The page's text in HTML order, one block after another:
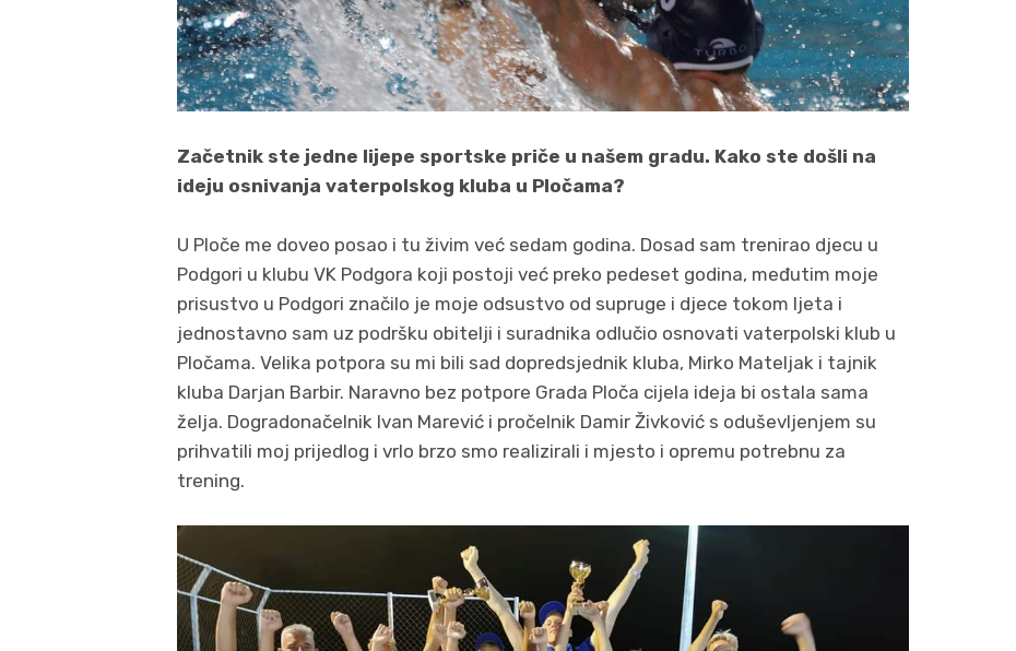
Začetnik ste jedne lijepe sportske priče u našem gradu. Kako ste došli na
ideju osnivanja vaterpolskog kluba u Pločama?
U Ploče me doveo posao i tu živim već sedam godina. Dosad sam trenirao djecu u
Podgori u klubu VK Podgora koji postoji već preko pedeset godina, međutim moje
prisustvo u Podgori značilo je moje odsustvo od supruge i djece tokom ljeta i
jednostavno sam uz podršku obitelji i suradnika odlučio osnovati vaterpolski klub u
Pločama. Velika potpora su mi bili sad dopredsjednik kluba, Mirko Mateljak i tajnik
kluba Darjan Barbir. Naravno bez potpore Grada Ploča cijela ideja bi ostala sama
želja. Dogradonačelnik Ivan Marević i pročelnik Damir Živković s oduševljenjem su
prihvatili moj prijedlog i vrlo brzo smo realizirali i mjesto i opremu potrebnu za
trening.